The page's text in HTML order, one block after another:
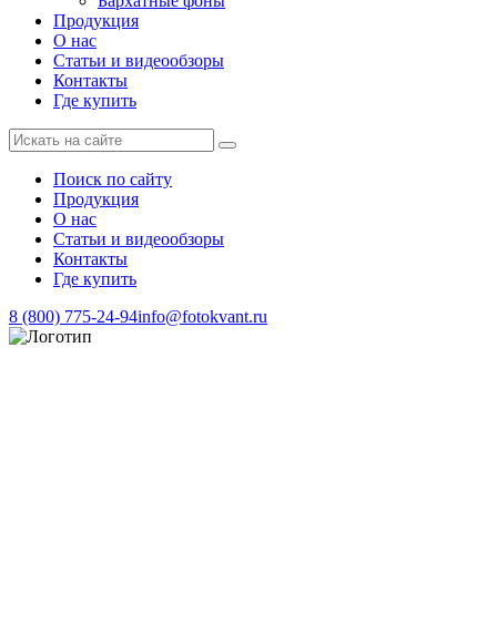
Продукция
О нас
Статьи и видеообзоры
Контакты
Где купить
Поиск по сайту
Продукция
О нас
Статьи и видеообзоры
Контакты
Где купить
8 (800) 775-24-94info@fotokvant.ru